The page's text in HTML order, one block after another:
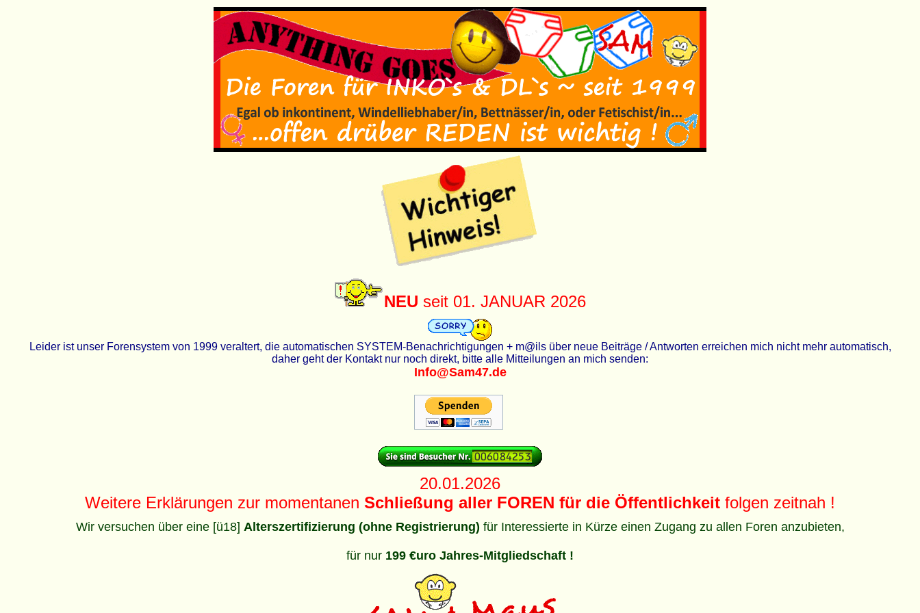
NEU seit 01. JANUAR 2026
Leider ist unser Forensystem von 1999 veraltert, die automatischen SYSTEM-Benachrichtigungen + m@ils über neue Beiträge / Antworten erreichen mich nicht mehr automatisch,
daher geht der Kontakt nur noch direkt, bitte alle Mitteilungen an mich senden:
Info@Sam47.de
20.01.2026
Weitere Erklärungen zur momentanen Schließung aller FOREN für die Öffentlichkeit folgen zeitnah !
Wir versuchen über eine [ü18] Alterszertifizierung (ohne Registrierung) für Interessierte in Kürze einen Zugang zu allen Foren anzubieten,
für nur 199 €uro Jahres-Mitgliedschaft !